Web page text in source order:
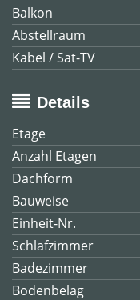
Balkon
Abstellraum
Kabel / Sat-TV
Details
Etage
Anzahl Etagen
Dachform
Bauweise
Einheit-Nr.
Schlafzimmer
Badezimmer
Bodenbelag